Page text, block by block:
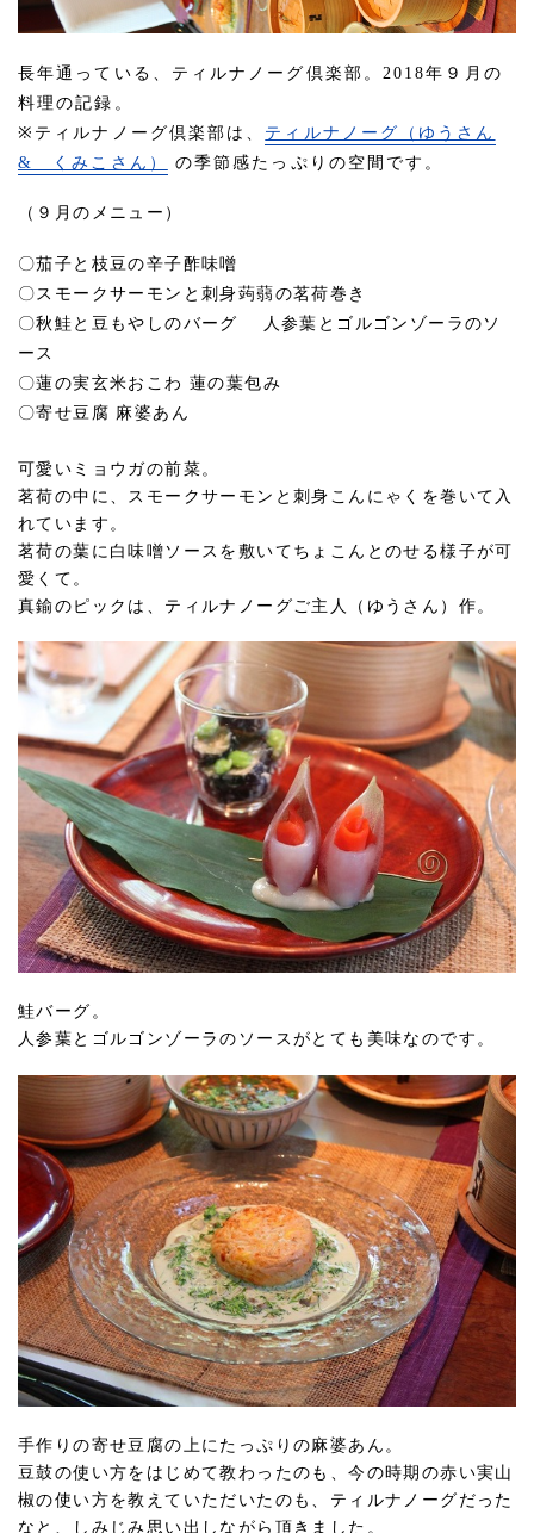
長年通っている、ティルナノーグ倶楽部。2018年９月の
料理の記録。
※ティルナノーグ倶楽部は、 ティルナノーグ（ゆうさん
& くみこさん）
の季節感たっぷりの空間です。
（９月のメニュー）
〇茄子と枝豆の辛子酢味噌
〇 スモークサーモンと刺身蒟蒻の茗荷巻き
〇秋鮭と豆もやしのバーグ 人参葉とゴルゴンゾーラのソ
ース
〇蓮の実玄米おこわ 蓮の葉包み
〇寄せ豆腐 麻婆あん
可愛いミョウガの前菜。
茗荷の中に、スモークサーモンと刺身こんにゃくを巻いて入
れています。
茗荷の葉に白味噌ソースを敷いてちょこんとのせる様子が可
愛くて。
真鍮のピックは、ティルナノーグご主人（ゆうさん）作。
鮭バーグ。
人参葉とゴルゴンゾーラのソースがとても美味なのです。
手作りの寄せ豆腐の上にたっぷりの麻婆あん。
豆鼓の使い方をはじめて教わったのも、今の時期の赤い実山
椒の使い方を教えていただいたのも、ティルナノーグだった
なと、しみじみ思い出しながら頂きました。